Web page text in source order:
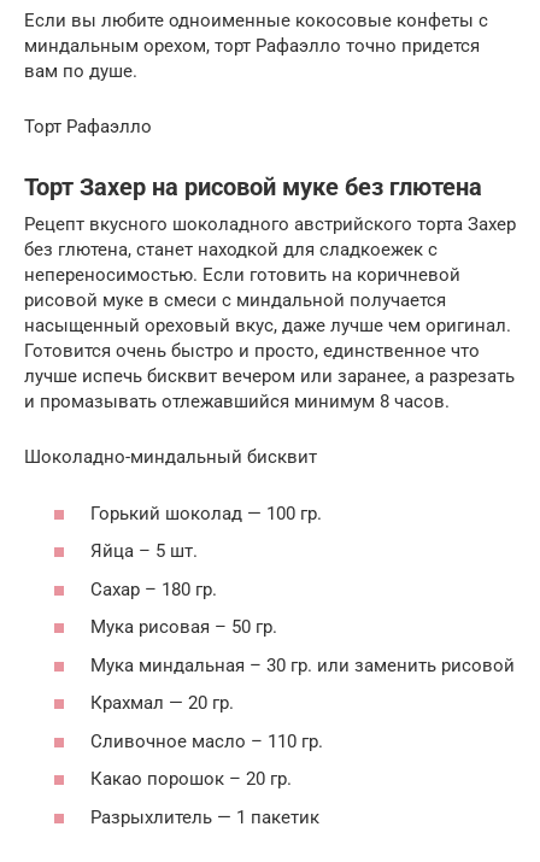
Если вы любите одноименные кокосовые конфеты с
миндальным орехом, торт Рафаэлло точно придется
вам по душе.
Торт Рафаэлло
Торт Захер на рисовой муке без глютена
Рецепт вкусного шоколадного австрийского торта Захер
без глютена, станет находкой для сладкоежек с
непереносимостью. Если готовить на коричневой
рисовой муке в смеси с миндальной получается
насыщенный ореховый вкус, даже лучше чем оригинал.
Готовится очень быстро и просто, единственное что
лучше испечь бисквит вечером или заранее, а разрезать
и промазывать отлежавшийся минимум 8 часов.
Шоколадно-миндальный бисквит
Горький шоколад — 100 гр.
Яйца – 5 шт.
Сахар – 180 гр.
Мука рисовая – 50 гр.
Мука миндальная – 30 гр. или заменить рисовой
Крахмал — 20 гр.
Сливочное масло – 110 гр.
Какао порошок – 20 гр.
Разрыхлитель — 1 пакетик